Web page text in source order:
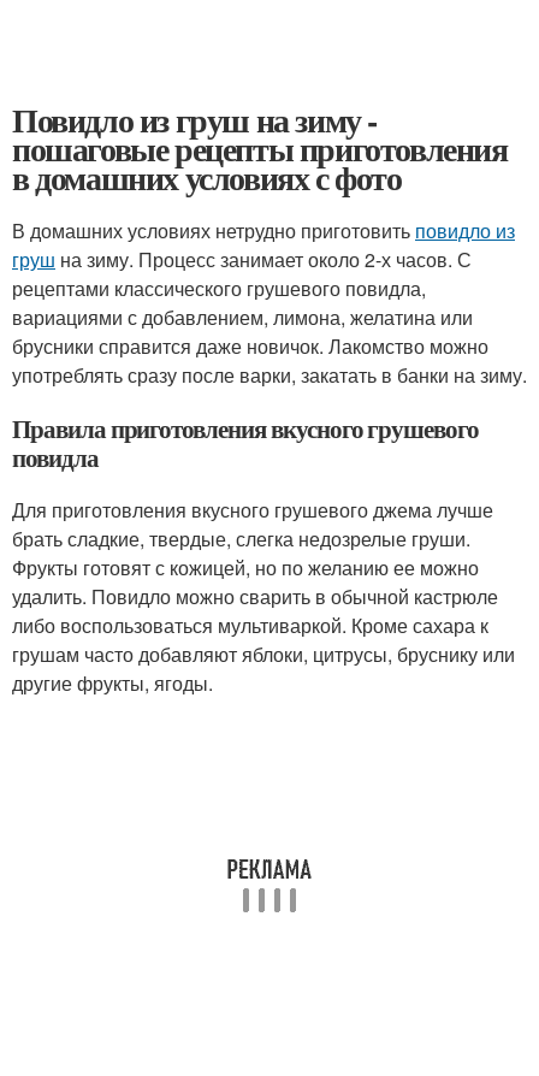
Повидло из груш на зиму -
пошаговые рецепты приготовления
в домашних условиях с фото
В домашних условиях нетрудно приготовить повидло из
груш на зиму. Процесс занимает около 2-х часов. С
рецептами классического грушевого повидла,
вариациями с добавлением, лимона, желатина или
брусники справится даже новичок. Лакомство можно
употреблять сразу после варки, закатать в банки на зиму.
Правила приготовления вкусного грушевого
повидла
Для приготовления вкусного грушевого джема лучше
брать сладкие, твердые, слегка недозрелые груши.
Фрукты готовят с кожицей, но по желанию ее можно
удалить. Повидло можно сварить в обычной кастрюле
либо воспользоваться мультиваркой. Кроме сахара к
грушам часто добавляют яблоки, цитрусы, бруснику или
другие фрукты, ягоды.